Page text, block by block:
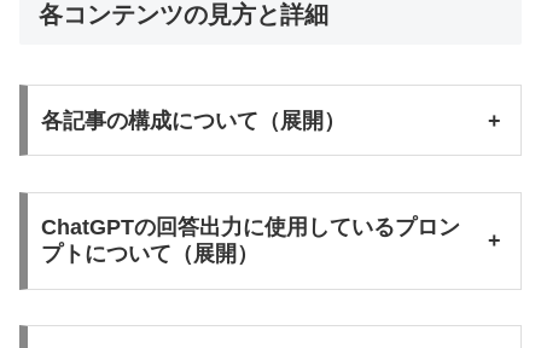
各コンテンツの見方と詳細
各記事の構成について（展開） +
ChatGPTの回答出力に使用しているプロン
プトについて（展開）
+